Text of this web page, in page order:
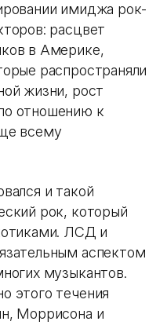
имиджа рок-
расцвет
в Америке,
распространяли
жизни, рост
отношению к
всему
и такой
рок, который
ЛСД и
аспектом
музыкантов.
этого течения
Моррисона и